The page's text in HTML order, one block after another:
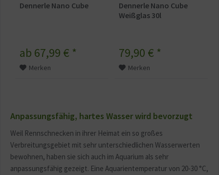
Dennerle Nano Cube
ab 67,99 € *
Merken
Dennerle Nano Cube
Weißglas 30l
79,90 € *
Merken
Anpassungsfähig, hartes Wasser wird bevorzugt
Weil Rennschnecken in ihrer Heimat ein so großes
Verbreitungsgebiet mit sehr unterschiedlichen Wasserwerten
bewohnen, haben sie sich auch im Aquarium als sehr
anpassungsfähig gezeigt. Eine Aquarientemperatur von 20-30 °C,